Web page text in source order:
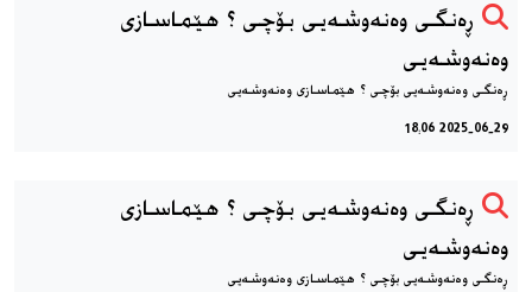
ڕەنگی وەنەوشەیی بۆچی ؟ هێماسازی
وەنەوشەیی
ڕەنگی وەنەوشەیی بۆچی ؟ هێماسازی وەنەوشەیی
2025-06-29 18:06
ڕەنگی وەنەوشەیی بۆچی ؟ هێماسازی
وەنەوشەیی
ڕەنگی وەنەوشەیی بۆچی ؟ هێماسازی وەنەوشەیی